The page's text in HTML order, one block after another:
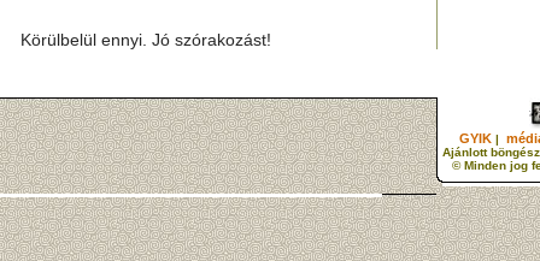
Körülbelül ennyi. Jó szórakozást!
GYIK |
Ajánlott
© Minden jog